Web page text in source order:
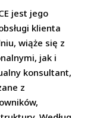
jest jego
klienta
wiąże się z
jak i
konsultant,
z